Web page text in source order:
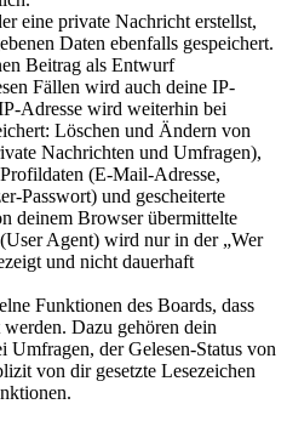
eine private Nachricht erstellst,
Daten ebenfalls gespeichert.
Beitrag als Entwurf
Fällen wird auch deine IP-
Adresse wird weiterhin bei
Löschen und Ändern von
Nachrichten und Umfragen),
(E-Mail-Adresse,
Passwort) und gescheiterte
deinem Browser übermittelte
Agent) wird nur in der „Wer
und nicht dauerhaft
Funktionen des Boards, dass
Dazu gehören dein
Umfragen, der Gelesen-Status von
von dir gesetzte Lesezeichen